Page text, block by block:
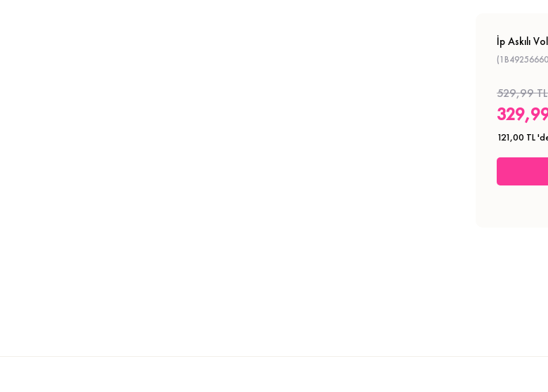
İp Askılı
529,99 TL
121,00 TL